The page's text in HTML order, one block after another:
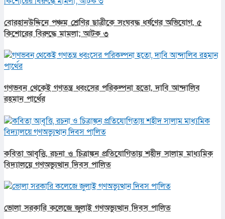
বোরহানউদ্দিনে পঞ্চম শ্রেণির ছাত্রীকে সংঘবদ্ধ ধর্ষণের অভিযোগ, ৫
কিশোরের বিরুদ্ধে মামলা; আটক ৩
গণভবন থেকেই গণতন্ত্র ধ্বংসের পরিকল্পনা হতো, দাবি আন্দালিব
রহমান পার্থের
কবিতা আবৃত্তি, রচনা ও চিত্রাঙ্কন প্রতিযোগিতায় শহীদ সালাম মাধ্যমিক
বিদ্যালয়ে গণঅভ্যুত্থান দিবস পালিত
ভোলা সরকারি কলেজে জুলাই গণঅভ্যুত্থান দিবস পালিত